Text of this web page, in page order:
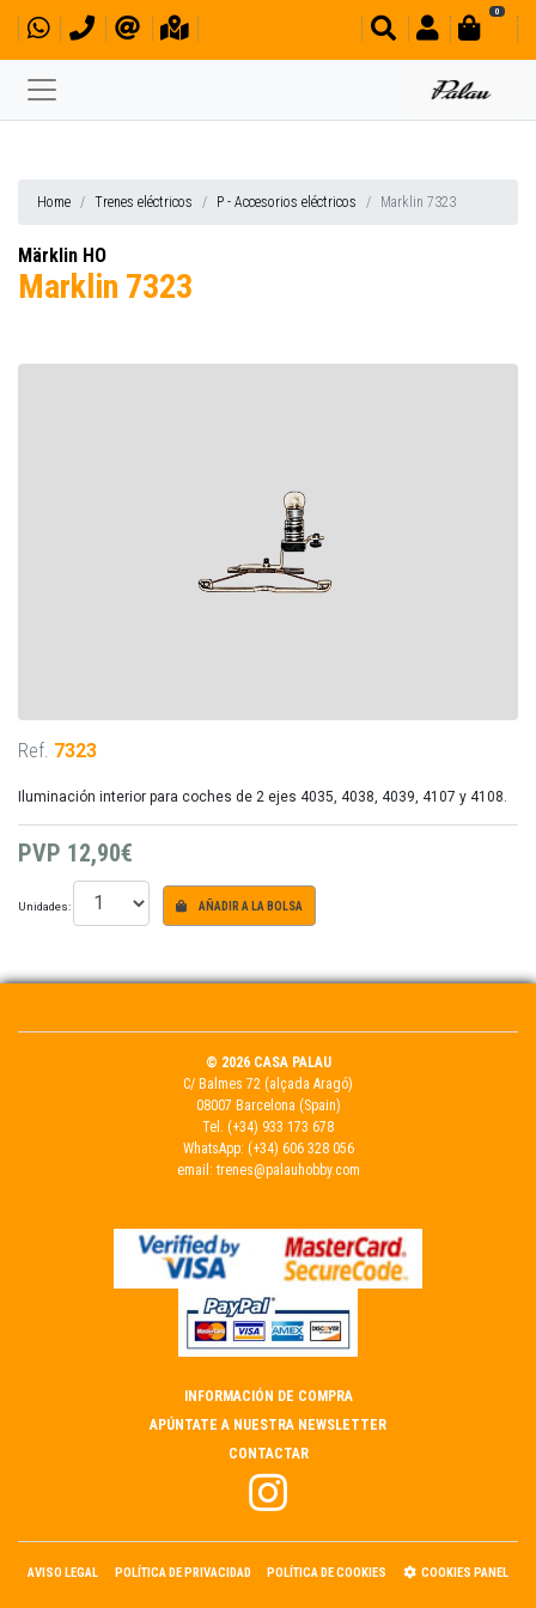
0
Home Trenes eléctricos P - Accesorios eléctricos Marklin 7323
Märklin HO
Marklin 7323
Ref. 7323
Iluminación interior para coches de 2 ejes 4035, 4038, 4039, 4107 y 4108.
PVP 12,90€
Unidades: AÑADIR A LA BOLSA
© 2026 CASA PALAU
C/ Balmes 72 (alçada Aragó)
08007 Barcelona (Spain)
Tel. (+34) 933 173 678
WhatsApp: (+34) 606 328 056
email: trenes@palauhobby.com
INFORMACIÓN DE COMPRA
APÚNTATE A NUESTRA NEWSLETTER
CONTACTAR
AVISO LEGAL POLÍTICA DE PRIVACIDAD POLÍTICA DE COOKIES COOKIES PANEL